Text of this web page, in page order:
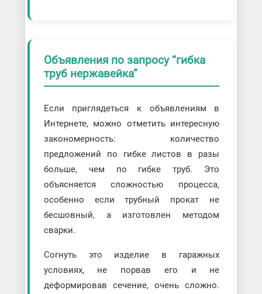
Объявления по запросу “гибка
труб нержавейка”
Если приглядеться к объявлениям в
Интернете, можно отметить интересную
закономерность: количество
предложений по гибке листов в разы
больше, чем по гибке труб. Это
объясняется сложностью процесса,
особенно если трубный прокат не
бесшовный, а изготовлен методом
сварки.
Согнуть это изделие в гаражных
условиях, не порвав его и не
деформировав сечение, очень сложно.